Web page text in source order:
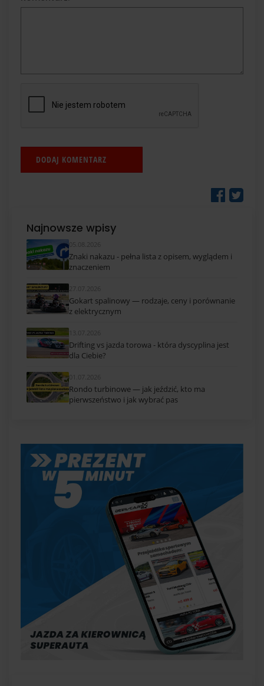
Najnowsze wpisy
05.08.2026
Znaki nakazu - pełna lista z opisem, wyglądem i
znaczeniem
27.07.2026
Gokart spalinowy — rodzaje, ceny i porównanie
z elektrycznym
13.07.2026
Drifting vs jazda torowa - która dyscyplina jest
dla Ciebie?
01.07.2026
Rondo turbinowe — jak jeździć, kto ma
pierwszeństwo i jak wybrać pas